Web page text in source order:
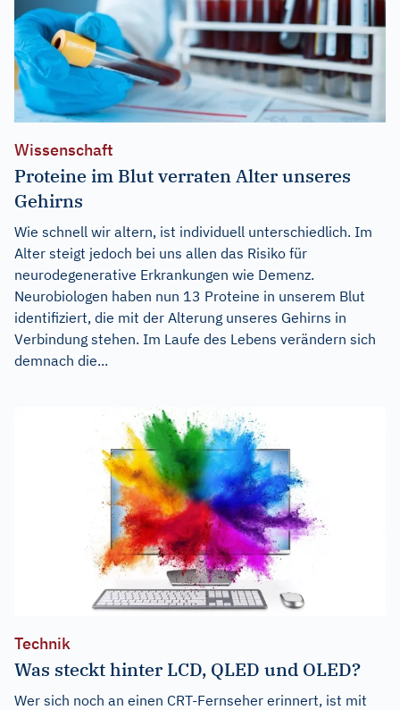
Wissenschaft
Proteine im Blut verraten Alter unseres
Gehirns
Wie schnell wir altern, ist individuell unterschiedlich. Im
Alter steigt jedoch bei uns allen das Risiko für
neurodegenerative Erkrankungen wie Demenz.
Neurobiologen haben nun 13 Proteine in unserem Blut
identifiziert, die mit der Alterung unseres Gehirns in
Verbindung stehen. Im Laufe des Lebens verändern sich
demnach die...
Technik
Was steckt hinter LCD, QLED und OLED?
Wer sich noch an einen CRT-Fernseher erinnert, ist mit